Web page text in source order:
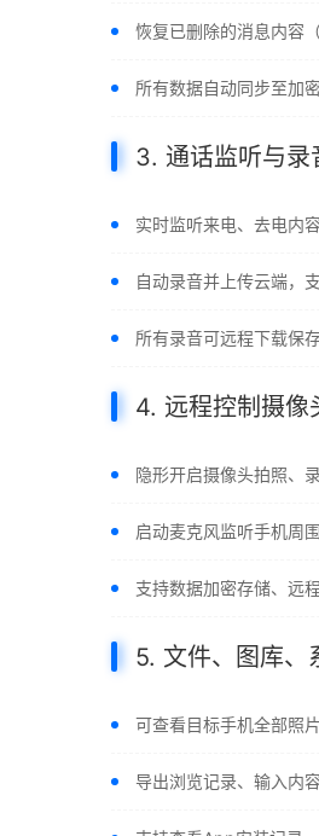
恢复已删除的消息内容
所有数据自动同步至加
3. 通话监听与录
实时监听来电、去电内容
自动录音并上传云端，
所有录音可远程下载保
4. 远程控制摄像
隐形开启摄像头拍照、
启动麦克风监听手机周
支持数据加密存储、远
5. 文件、图库、
可查看目标手机全部照
导出浏览记录、输入内